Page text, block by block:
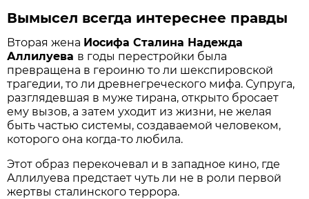
Вымысел всегда интереснее правды
Вторая жена Иосифа Сталина Надежда
Аллилуева в годы перестройки была
превращена в героиню то ли шекспировской
трагедии, то ли древнегреческого мифа. Супруга,
разглядевшая в муже тирана, открыто бросает
ему вызов, а затем уходит из жизни, не желая
быть частью системы, создаваемой человеком,
которого она когда-то любила.
Этот образ перекочевал и в западное кино, где
Аллилуева предстает чуть ли не в роли первой
жертвы сталинского террора.